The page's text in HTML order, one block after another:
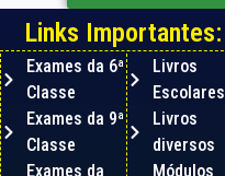
Links Importantes:
Exames da 6ª
Classe
Exames da 9ª
Classe
Exames da
Livros
Escolares
Livros
diversos
Módulos